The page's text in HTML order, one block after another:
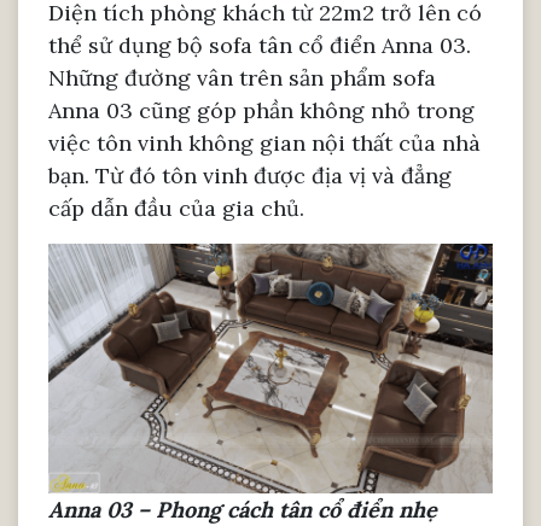
Diện tích phòng khách từ 22m2 trở lên có
thể sử dụng bộ sofa tân cổ điển Anna 03.
Những đường vân trên sản phẩm sofa
Anna 03 cũng góp phần không nhỏ trong
việc tôn vinh không gian nội thất của nhà
bạn. Từ đó tôn vinh được địa vị và đẳng
cấp dẫn đầu của gia chủ.
Anna 03 – Phong cách tân cổ điển nhẹ